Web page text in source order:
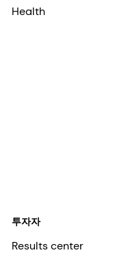
Health
투자자
Results center